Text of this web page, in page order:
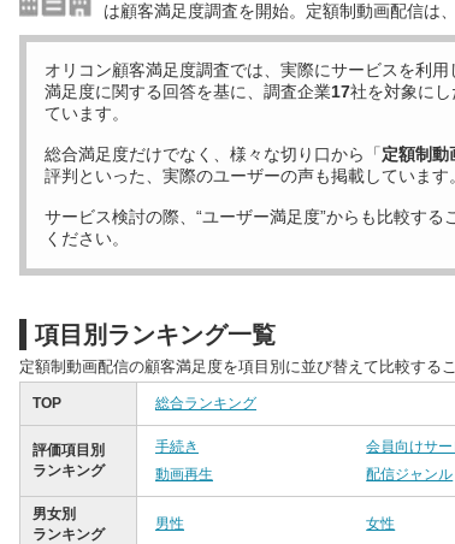
は顧客満足度調査を開始。定額制動画配信は
オリコン顧客満足度調査では、実際にサービスを利用
満足度に関する回答を基に、調査企業17社を対象にし
ています。
総合満足度だけでなく、様々な切り口から「定額制動
評判といった、実際のユーザーの声も掲載しています。
サービス検討の際、“ユーザー満足度”からも比較する
ください。
項目別ランキング一覧
定額制動画配信の顧客満足度を項目別に並び替えて比較する
TOP 総合ランキング
評価項目別
ランキング
手続き 会員向けサー
動画再生
配信ジャンル
男女別
ランキング
男性 女性